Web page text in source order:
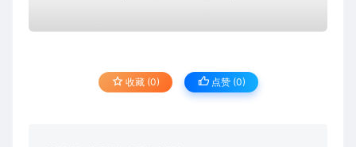
收藏 (0) 点赞 (0)